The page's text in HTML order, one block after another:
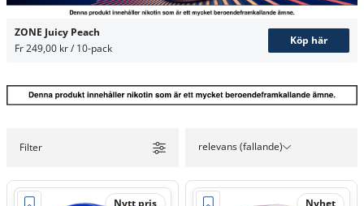
ZONE Juicy Peach
Fr 249,00 kr / 10-pack
Köp här
Filter relevans (fallande)
Nytt pris Nyhet